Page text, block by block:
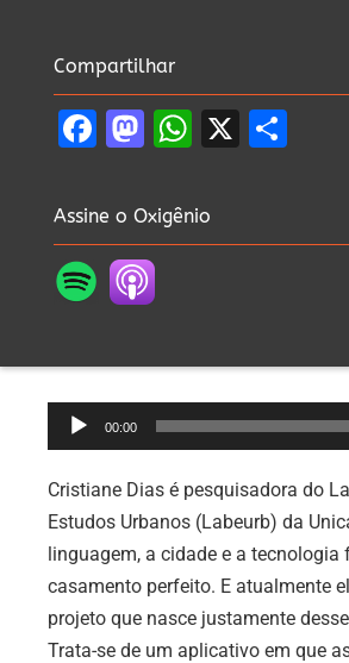
Compartilhar
Facebook
Mastodon
WhatsApp
X
Assine o Oxigênio
Tocador
de
áudio
00:00
Cristiane Dias é pesquisadora do
Estudos Urbanos (Labeurb) da
linguagem, a cidade e a tecnologia
casamento perfeito. E atualmente
projeto que nasce justamente
Trata-se de um aplicativo em que